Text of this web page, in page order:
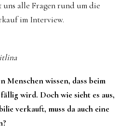
alle Fragen rund um die
im Interview.
Menschen wissen, dass beim
wird. Doch wie sieht es aus,
verkauft, muss da auch eine